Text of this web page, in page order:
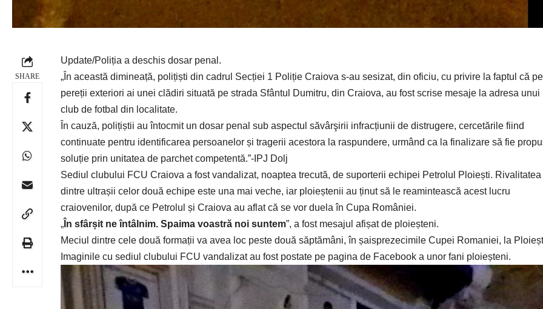
SHARE
Update/Poliția a deschis dosar penal.
„În această dimineață, polițiști din cadrul Secției 1 Poliție Craiova s-au sesizat, din oficiu, cu privire la faptul că pe
pereții exteriori ai unei clădiri situată pe strada Sfântul Dumitru, din Craiova, au fost scrise mesaje la adresa unui
club de fotbal din localitate.
În cauză, polițiștii au întocmit un dosar penal sub aspectul săvârşirii infracțiunii de distrugere, cercetările fiind
continuate pentru identificarea persoanelor și tragerii acestora la raspundere, urmând ca la finalizare să fie
soluție prin unitatea de parchet competentă.”-IPJ Dolj
Sediul clubului FCU Craiova a fost vandalizat, noaptea trecută, de suporterii echipei Petrolul Ploiești. Rivalitatea
dintre ultrașii celor două echipe este una mai veche, iar ploieștenii au ținut să le reamintească acest lucru
craiovenilor, după ce Petrolul și Craiova au aflat că se vor duela în Cupa României.
„ În sfârșit ne întâlnim. Spaima voastră noi suntem”, a fost mesajul afișat de ploieșteni.
Meciul dintre cele două formații va avea loc peste două săptămâni, în șaisprezecimile Cupei Romaniei, la
Imaginile cu sediul clubului FCU vandalizat au fost postate pe pagina de Facebook a unor fani ploieșteni.